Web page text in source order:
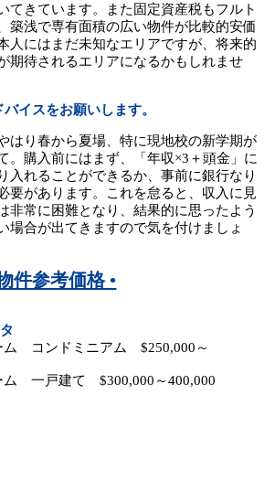
てきています。また固定資産税もフルト
築浅で専有面積の広い物件が比較的安価
人にはまだ未知なエリアですが、将来的
期待されるエリアになるかもしれませ
イスをお願いします。
はり春から夏場、特に現地校の新学期が
。購入前にはまず、「年収×3＋頭金」に
入れることができるか、事前に銀行なり
要があります。これを怠ると、収入に見
非常に困難となり、結果的に思ったよう
場合が出てきますので気を付けましょ
件参考価格 •
ム コンドミニアム $250,000～
ム 一戸建て $300,000～400,000